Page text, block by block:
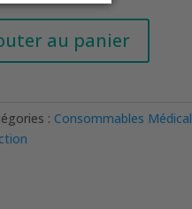
au panier
: Consommables Médical